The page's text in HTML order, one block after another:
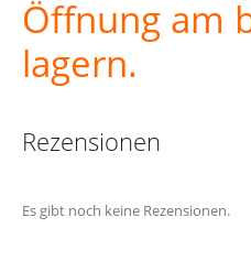
Öffnung am
lagern.
Rezensionen
Es gibt noch keine Rezensionen.